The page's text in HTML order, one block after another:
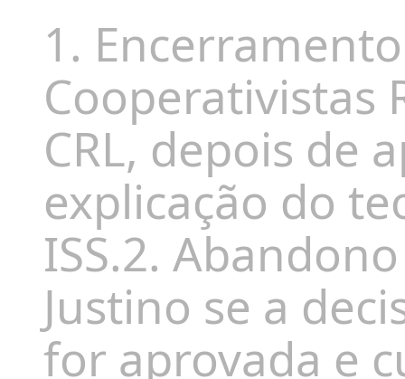
1.
Cooperativistas
CRL, depois de
explicação do
ISS.2.
Justino se a
for aprovada e